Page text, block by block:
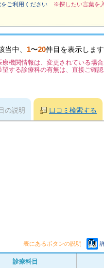
をご利用ください ※探したい言葉を
当中、 1〜20件目を表示します
機関情報は、変更されている場合
する診療科の有無は、直接ご確認
の説明 口コミ検索する
表にあるボタンの説明
診療科目